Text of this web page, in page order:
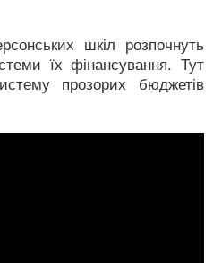
шкіл розпочнуть
їх фінансування. Тут
прозорих бюджетів